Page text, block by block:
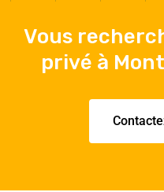
Vous
privé à